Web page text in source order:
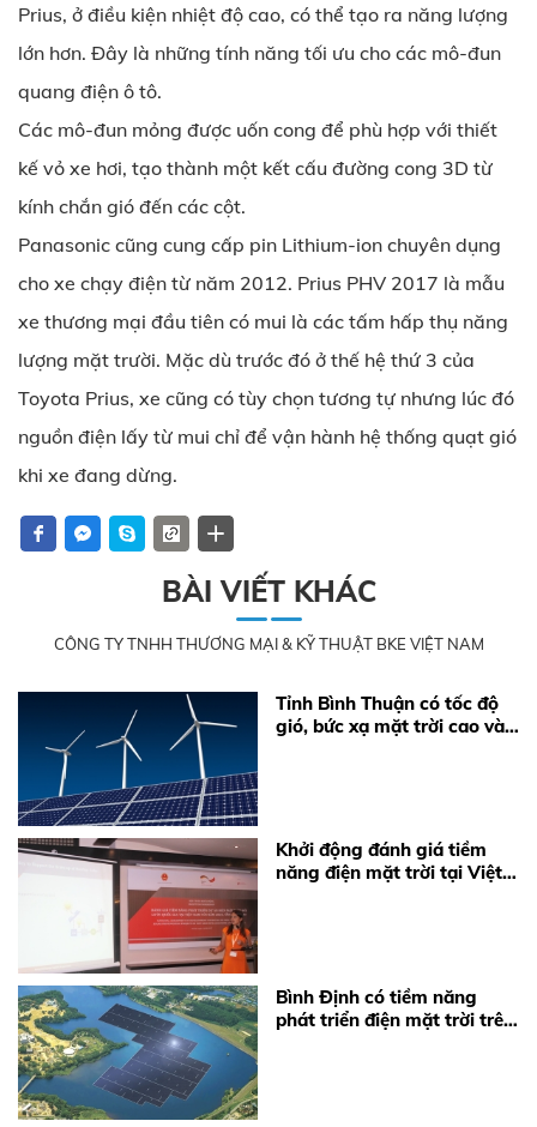
Prius, ở điều kiện nhiệt độ cao, có thể tạo ra năng lượng
lớn hơn. Đây là những tính năng tối ưu cho các mô-đun
quang điện ô tô.
Các mô-đun mỏng được uốn cong để phù hợp với thiết
kế vỏ xe hơi, tạo thành một kết cấu đường cong 3D từ
kính chắn gió đến các cột.
Panasonic cũng cung cấp pin Lithium-ion chuyên dụng
cho xe chạy điện từ năm 2012. Prius PHV 2017 là mẫu
xe thương mại đầu tiên có mui là các tấm hấp thụ năng
lượng mặt trười. Mặc dù trước đó ở thế hệ thứ 3 của
Toyota Prius, xe cũng có tùy chọn tương tự nhưng lúc đó
nguồn điện lấy từ mui chỉ để vận hành hệ thống quạt gió
khi xe đang dừng.
BÀI VIẾT KHÁC
CÔNG TY TNHH THƯƠNG MẠI & KỸ THUẬT BKE VIỆT NAM
Tỉnh Bình Thuận có tốc độ
gió, bức xạ mặt trời cao và
Khởi động đánh giá tiềm
năng điện mặt trời tại Việt
Bình Định có tiềm năng
phát triển điện mặt trời trên